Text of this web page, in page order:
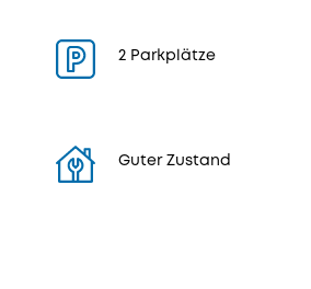
2 Parkplätze
Guter Zustand